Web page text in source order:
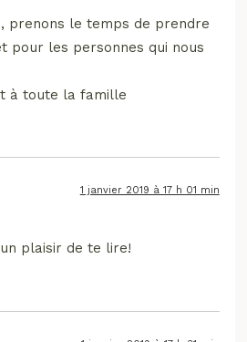
prenons le temps de prendre
pour les personnes qui nous
à toute la famille
1 janvier 2019 à 17 h 01 min
plaisir de te lire!